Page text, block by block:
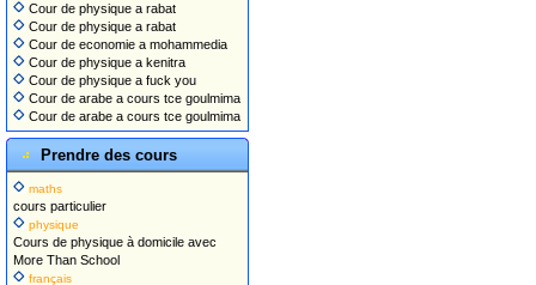
Cour de physique a rabat
Cour de physique a rabat
Cour de economie a mohammedia
Cour de physique a kenitra
Cour de physique a fuck you
Cour de arabe a cours tce goulmima
Cour de arabe a cours tce goulmima
Prendre des cours
maths
cours particulier
physique
Cours de physique à domicile avec
More Than School
français